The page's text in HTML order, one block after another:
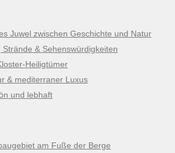
Juwel zwischen Geschichte und Natur
& Sehenswürdigkeiten
Heiligtümer
& mediterraner Luxus
und lebhaft
am Fuße der Berge